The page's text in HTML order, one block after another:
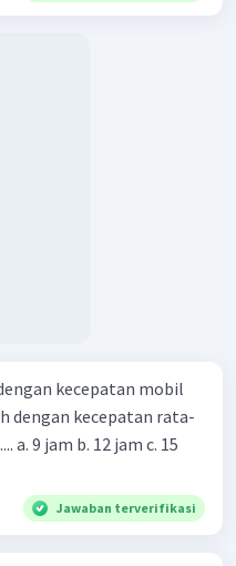
kecepatan mobil
dengan kecepatan rata-
Jawaban terverifikasi